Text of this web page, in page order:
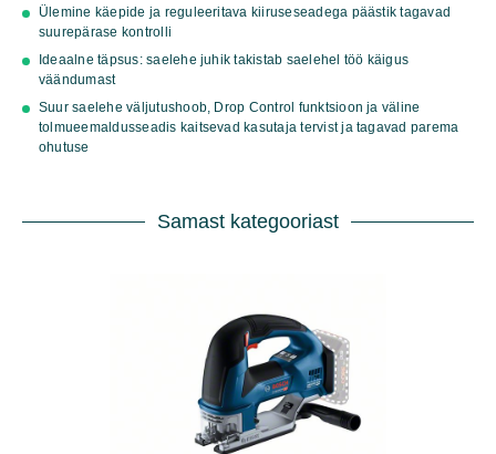
Pc
GAL
18V-
40,
kogus
Ülemine käepide ja reguleeritava kiiruseseadega päästik tagavad
suurepärase kontrolli
Ideaalne täpsus: saelehe juhik takistab saelehel töö käigus
väändumast
Suur saelehe väljutushoob, Drop Control funktsioon ja väline
tolmueemaldusseadis kaitsevad kasutaja tervist ja tagavad parema
ohutuse
Samast kategooriast